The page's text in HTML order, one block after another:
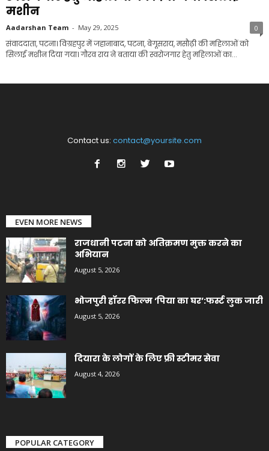
मशीन
Aadarshan Team - May 29, 2025 0
संवाददाता, पटना। विग्रहपुर में जहानाबाद, पटना, बेगूसराय, मसौढ़ी की महिलाओं को
सिलाई मशीन दिया गया। गौरव राय ने बताया की स्वरोजगार हेतु महिलाओं का...
Contact us: contact@yoursite.com
EVEN MORE NEWS
राजधानी पटना को अतिक्रमण मुक्त करने का
अभियान
August 5, 2026
भोजपुरी हॉरर फिल्म ‘पिया का घर’:फर्स्ट लुक जारी
August 5, 2026
दियारा के लोगों के लिए फ्री स्टीमर सेवा
August 4, 2026
POPULAR CATEGORY